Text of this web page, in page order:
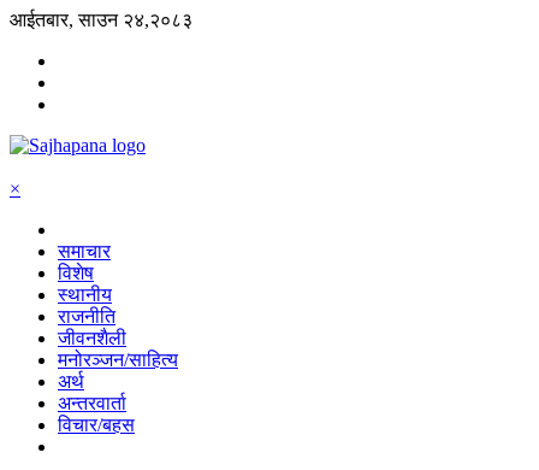
आईतबार, साउन २४,२०८३
×
समाचार
विशेष
स्थानीय
राजनीति
जीवनशैली
मनोरञ्जन/साहित्य
अर्थ
अन्तरवार्ता
विचार/बहस